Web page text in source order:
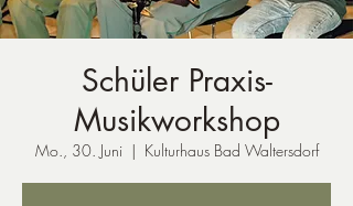
Schüler Praxis-
Musikworkshop
Mo., 30. Juni
  |
Kulturhaus Bad Waltersdorf